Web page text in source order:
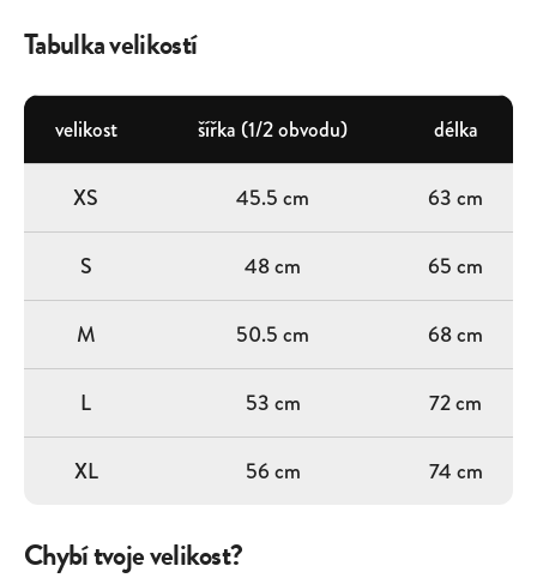
Tabulka velikostí
velikost šířka (1/2 obvodu) délka
XS 45.5 cm 63 cm
S 48 cm 65 cm
M 50.5 cm 68 cm
L 53 cm 72 cm
XL 56 cm 74 cm
Chybí tvoje velikost?